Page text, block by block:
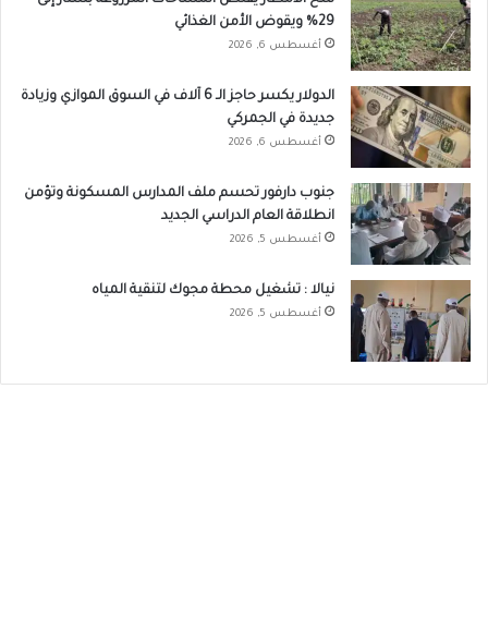
29% ويقوض الأمن الغذائي
أغسطس 6, 2026
الدولار يكسر حاجز الـ 6 آلاف في السوق الموازي وزيادة
جديدة في الجمركي
أغسطس 6, 2026
جنوب دارفور تحسم ملف المدارس المسكونة وتؤمن
انطلاقة العام الدراسي الجديد
أغسطس 5, 2026
نيالا : تشغيل محطة مجوك لتنقية المياه
أغسطس 5, 2026